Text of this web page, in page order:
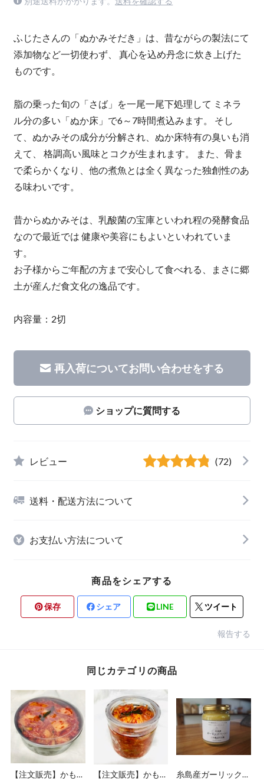
ふじたさんの「ぬかみそだき」は、昔ながらの製法にて
添加物など一切使わず、 真心を込め丹念に炊き上げた
ものです。
脂の乗った旬の「さば」を一尾一尾下処理して ミネラ
ル分の多い「ぬか床」で6～7時間煮込みます。 そし
て、ぬかみその成分が分解され、ぬか床特有の臭いも消
えて、 格調高い風味とコクが生まれます。 また、骨ま
で柔らかくなり、他の煮魚とは全く異なった独創性のあ
る味わいです。
昔からぬかみそは、乳酸菌の宝庫といわれ程の発酵食品
なので最近では 健康や美容にもよいといわれていま
す。
お子様からご年配の方まで安心して食べれる、まさに郷
土が産んだ食文化の逸品です。
内容量：2切
再入荷についてお問い合わせをする
ショップに質問する
レビュー (72)
送料・配送方法について
お支払い方法について
商品をシェアする
保存 シェア LINE ツイート
報告する
同じカテゴリの商品
【注文販売】かもす
【注文販売】かもす
糸島産ガーリックペ